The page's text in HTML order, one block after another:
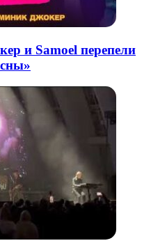
и Samoel перепели